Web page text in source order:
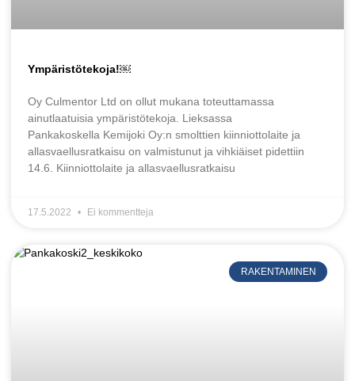
Ympäristötekoja!￼
Oy Culmentor Ltd on ollut mukana toteuttamassa
ainutlaatuisia ympäristötekoja. Lieksassa
Pankakoskella Kemijoki Oy:n smolttien kiinniottolaite ja
allasvaellusratkaisu on valmistunut ja vihkiäiset pidettiin
14.6. Kiinniottolaite ja allasvaellusratkaisu
17.5.2022 Ei kommentteja
RAKENTAMINEN